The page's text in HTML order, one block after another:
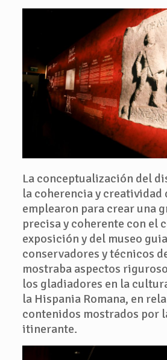
La conceptualización del
la coherencia y creatividad
emplearon para crear una
precisa y coherente con el
exposición y del museo
conservadores y técnicos
mostraba aspectos
los gladiadores en la
la Hispania Romana, en
contenidos mostrados por
itinerante.